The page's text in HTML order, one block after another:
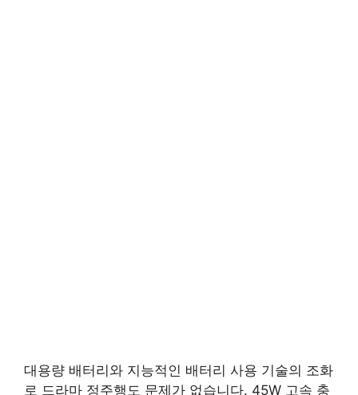
대용량 배터리와 지능적인 배터리 사용 기술의 조화
로 드라마 정주행도 문제가 없습니다. 45W 고속 충